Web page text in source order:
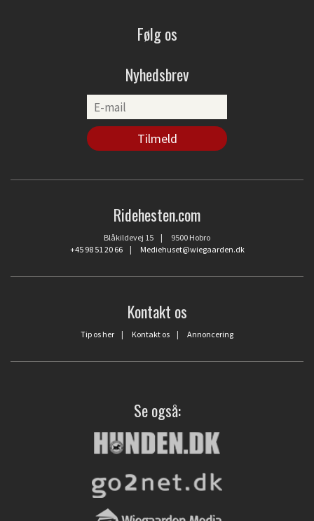
Følg os
Nyhedsbrev
Ridehesten.com
Blåkildevej 15 | 9500 Hobro
+45 98 51 20 66| Mediehuset@wiegaarden.dk
Kontakt os
Tip os her | Kontakt os | Annoncering
Se også: